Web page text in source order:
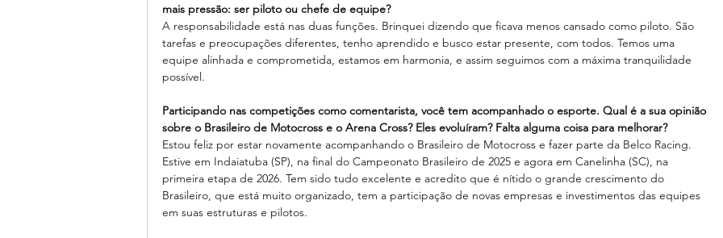
mais pressão: ser piloto ou chefe de equipe?
A responsabilidade está nas duas funções. Brinquei dizendo que ficava menos cansado como piloto. São
tarefas e preocupações diferentes, tenho aprendido e busco estar presente, com todos. Temos uma
equipe alinhada e comprometida, estamos em harmonia, e assim seguimos com a máxima tranquilidade
possível.
Participando nas competições como comentarista, você tem acompanhado o esporte. Qual é a sua opinião
sobre o Brasileiro de Motocross e o Arena Cross? Eles evoluíram? Falta alguma coisa para melhorar?
Estou feliz por estar novamente acompanhando o Brasileiro de Motocross e fazer parte da Belco Racing.
Estive em Indaiatuba (SP), na final do Campeonato Brasileiro de 2025 e agora em Canelinha (SC), na
primeira etapa de 2026. Tem sido tudo excelente e acredito que é nítido o grande crescimento do
Brasileiro, que está muito organizado, tem a participação de novas empresas e investimentos das equipes
em suas estruturas e pilotos.